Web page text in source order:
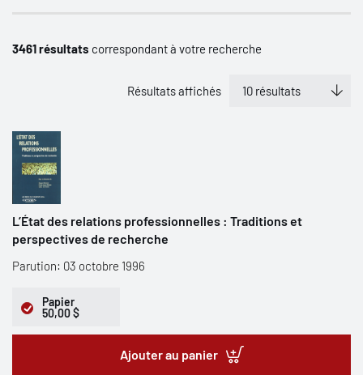
3461 résultats correspondant à votre recherche
Résultats affichés
L’État des relations professionnelles : Traditions et
perspectives de recherche
Parution: 03 octobre 1996
Papier
50,00 $
Ajouter au panier